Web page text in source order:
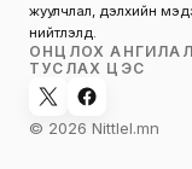
жуулчлал, дэлхийн
нийтлэлүүд.
ОНЦЛОХ АНГИЛАЛ
ТУСЛАХ ЦЭС
© 2026 Nittlel.mn